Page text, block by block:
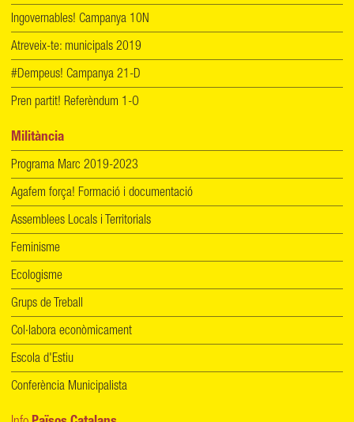
Ingovernables! Campanya 10N
Atreveix-te: municipals 2019
#Dempeus! Campanya 21-D
Pren partit! Referèndum 1-O
Militància
Programa Marc 2019-2023
Agafem força! Formació i documentació
Assemblees Locals i Territorials
Feminisme
Ecologisme
Grups de Treball
Col·labora econòmicament
Escola d'Estiu
Conferència Municipalista